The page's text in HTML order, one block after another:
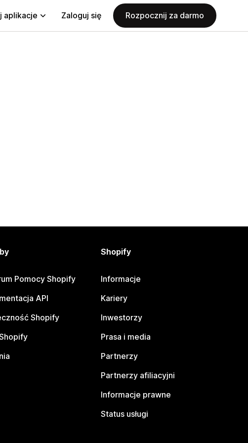
aplikacje Zaloguj się Rozpocznij za darmo
Pomocy Shopify
API
Shopify
Shopify
Informacje
Kariery
Inwestorzy
Prasa i media
Partnerzy
Partnerzy afiliacyjni
Informacje prawne
Status usługi